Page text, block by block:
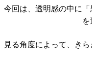
今回は、透明感の中に
を
見る角度によって、き